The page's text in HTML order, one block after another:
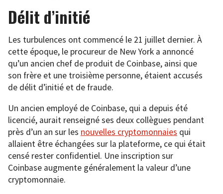
Délit d’initié
Les turbulences ont commencé le 21 juillet dernier. À
cette époque, le procureur de New York a annoncé
qu’un ancien chef de produit de Coinbase, ainsi que
son frère et une troisième personne, étaient accusés
de délit d’initié et de fraude.
Un ancien employé de Coinbase, qui a depuis été
licencié, aurait renseigné ses deux collègues pendant
près d’un an sur les nouvelles cryptomonnaies qui
allaient être échangées sur la plateforme, ce qui était
censé rester confidentiel. Une inscription sur
Coinbase augmente généralement la valeur d’une
cryptomonnaie.